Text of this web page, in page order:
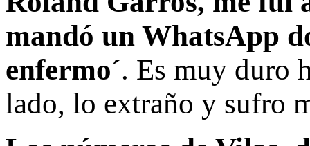
mandó un WhatsApp
enfermo´. Es muy duro
lado, lo extraño y sufro